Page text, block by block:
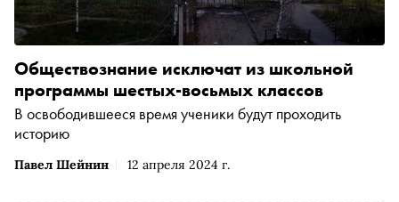
Павел Шейнин 12 апреля 2024 г.
Обществознание исключат из школьной
программы шестых-восьмых классов
В освободившееся время ученики будут проходить
историю